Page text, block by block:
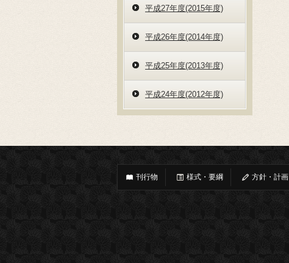
平成27年度(2015年度)
平成26年度(2014年度)
平成25年度(2013年度)
平成24年度(2012年度)
刊行物 様式・要綱 方針・計画